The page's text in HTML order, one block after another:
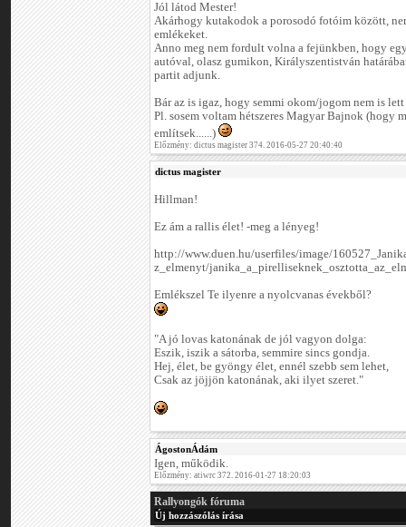
Jól látod Mester!
Akárhogy kutakodok a porosodó fotóim között,
emlékeket.
Anno meg nem fordult volna a fejünkben, hogy
autóval, olasz gumikon, Királyszentistván
partit adjunk.
Bár az is igaz, hogy semmi okom/jogom nem is
Pl. sosem voltam hétszeres Magyar Bajnok (hogy
említsek......)
Előzmény: dictus magister 374. 2016-05-27 20:40:40
dictus magister
Hillman!
Ez ám a rallis élet! -meg a lényeg!
http://www.duen.hu/userfiles/image/
z_elmenyt/
Emlékszel Te ilyenre a nyolcvanas évekből?
"A jó lovas katonának de jól vagyon dolga:
Eszik, iszik a sátorba, semmire sincs gondja.
Hej, élet, be gyöngy élet, ennél szebb sem lehet,
Csak az jöjjön katonának, aki ilyet szeret."
ÁgostonÁdám
Igen, működik.
Előzmény: atiwrc 372. 2016-01-27 18:20:03
Rallyongók fóruma
Új hozzászólás írása